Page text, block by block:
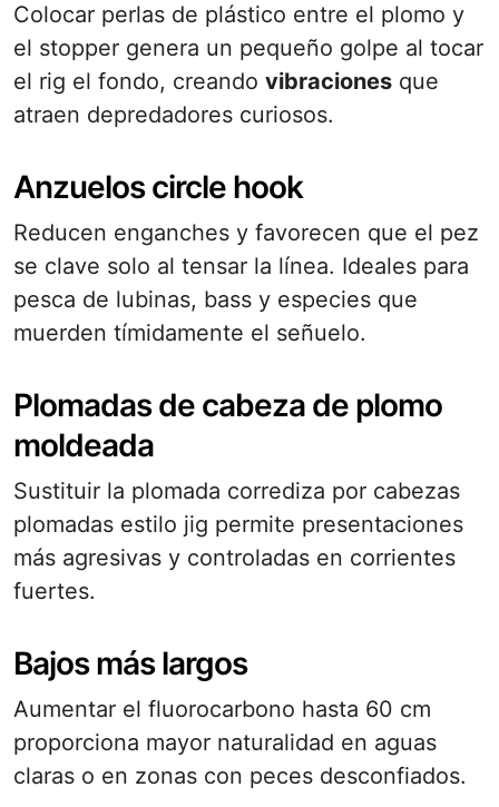
Colocar perlas de plástico entre el plomo y
el stopper genera un pequeño golpe al tocar
el rig el fondo, creando vibraciones que
atraen depredadores curiosos.
Anzuelos circle hook
Reducen enganches y favorecen que el pez
se clave solo al tensar la línea. Ideales para
pesca de lubinas, bass y especies que
muerden tímidamente el señuelo.
Plomadas de cabeza de plomo
moldeada
Sustituir la plomada corrediza por cabezas
plomadas estilo jig permite presentaciones
más agresivas y controladas en corrientes
fuertes.
Bajos más largos
Aumentar el fluorocarbono hasta 60 cm
proporciona mayor naturalidad en aguas
claras o en zonas con peces desconfiados.